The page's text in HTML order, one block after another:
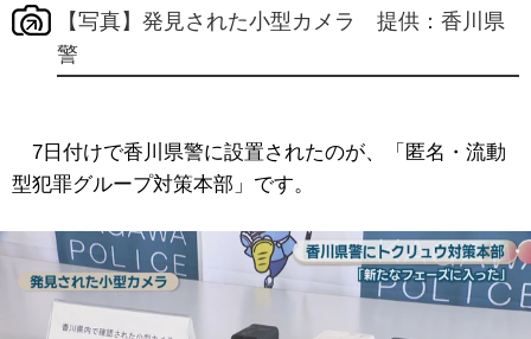
【写真】発見された小型カメラ 提供：香川県
警
7日付けで香川県警に設置されたのが、「匿名・流動
型犯罪グループ対策本部」です。